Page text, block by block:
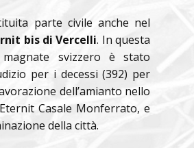
parte civile anche nel
bis di Vercelli. In questa
svizzero è stato
per i decessi (392) per
dell’amianto nello
Casale Monferrato, e
della città.